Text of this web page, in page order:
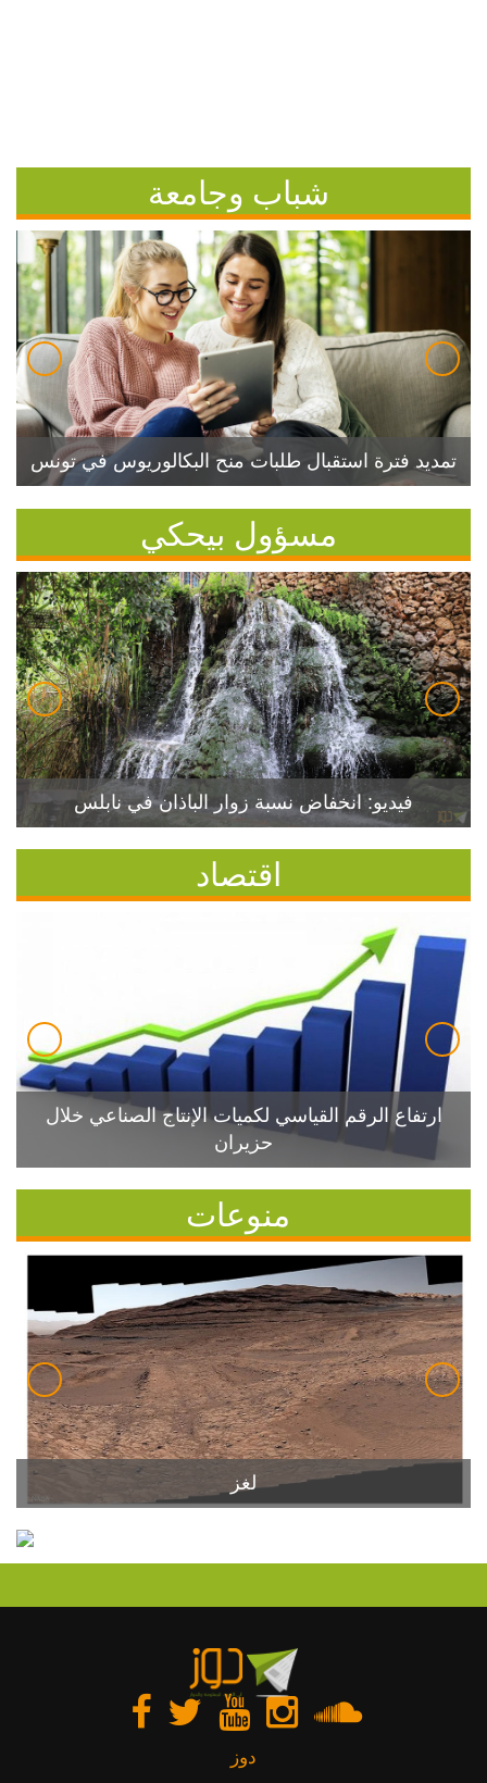
شباب وجامعة
تمديد فترة استقبال طلبات منح البكالوريوس في تونس
مسؤول بيحكي
فيديو: انخفاض نسبة زوار الباذان في نابلس
اقتصاد
ارتفاع الرقم القياسي لكميات الإنتاج الصناعي خلال
حزيران
منوعات
لغز
دوز